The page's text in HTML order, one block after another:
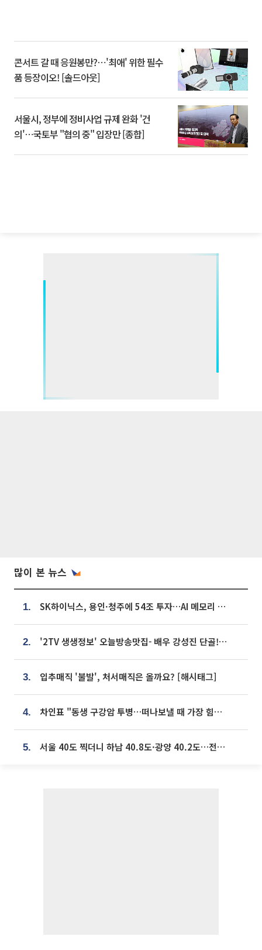
콘서트 갈 때 응원봉만?⋯'최애' 위한 필수
품 등장이오! [솔드아웃]
서울시, 정부에 정비사업 규제 완화 '건
의'⋯국토부 "협의 중" 입장만 [종합]
많이 본 뉴스
1. SK하이닉스, 용인·청주에 54조 투자…AI 메모리 생산기지 키운다
2. '2TV 생생정보' 오늘방송맛집- 배우 강성진 단골! 쌀국수ㆍ푸팟퐁 커리 맛집 '블○○○'
3. 입추매직 '불발', 처서매직은 올까요? [해시태그]
4. 차인표 "동생 구강암 투병…떠나보낼 때 가장 힘들었다”
5. 서울 40도 찍더니 하남 40.8도·광양 40.2도…전국 '펄펄'